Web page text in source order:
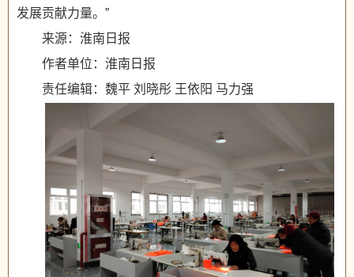
发展贡献力量。”
来源：淮南日报
作者单位：淮南日报
责任编辑：魏平 刘晓彤 王依阳 马力强